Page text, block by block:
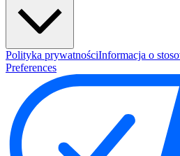
Polityka prywatnościInformacja o
Preferences